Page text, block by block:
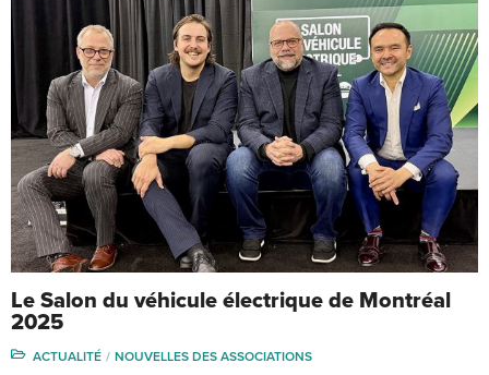
Le Salon du véhicule électrique de Montréal
2025
ACTUALITÉ NOUVELLES DES ASSOCIATIONS